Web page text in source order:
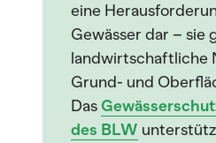
eine
Gewässer dar – sie
landwirtschaftliche
Grund- und
Das
des BLW